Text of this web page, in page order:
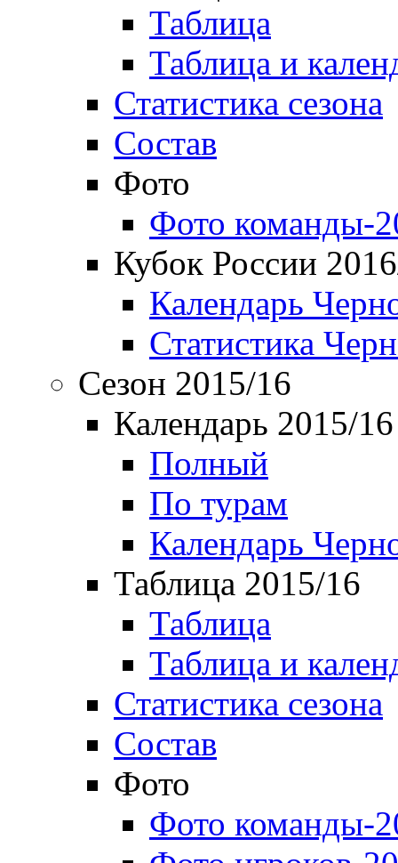
Таблица
Таблица и
Статистика сезона
Состав
Фото
Фото команды-
Кубок России
Календарь
Статистика
Сезон 2015/16
Календарь 2015/16
Полный
По турам
Календарь
Таблица 2015/16
Таблица
Таблица и
Статистика сезона
Состав
Фото
Фото команды-